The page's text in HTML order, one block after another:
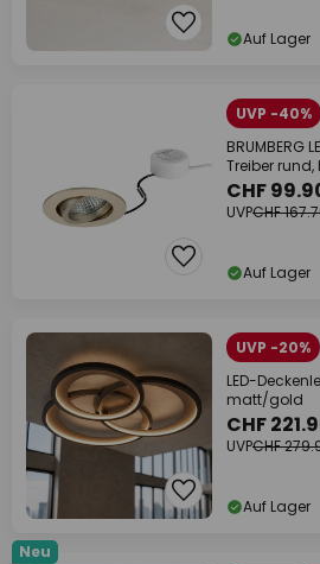
Auf Lager
UVP -40%
BRUMBERG
Treiber
CHF
UVPCHF
Auf Lager
UVP -20%
LED-
matt/gold
CHF
UVPCHF
Auf Lager
Neu